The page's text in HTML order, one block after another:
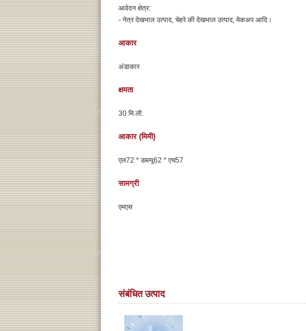
आवेदन क्षेत्र:
- नेत्र देखभाल उत्पाद, चेहरे की देखभाल उत्पाद, मेकअप आदि।
आकार
अंडाकार
क्षमता
30 मि.ली.
आकार (मिमी)
एल72 * डब्ल्यू62 * एच57
सामग्री
एमएस
संबंधित उत्पाद